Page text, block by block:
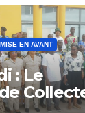
MISE EN AVANT
: Le